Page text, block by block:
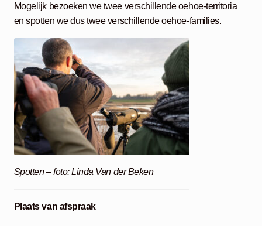
Mogelijk bezoeken we twee verschillende oehoe-territoria
en spotten we dus twee verschillende oehoe-families.
Spotten – foto: Linda Van der Beken
Plaats van afspraak